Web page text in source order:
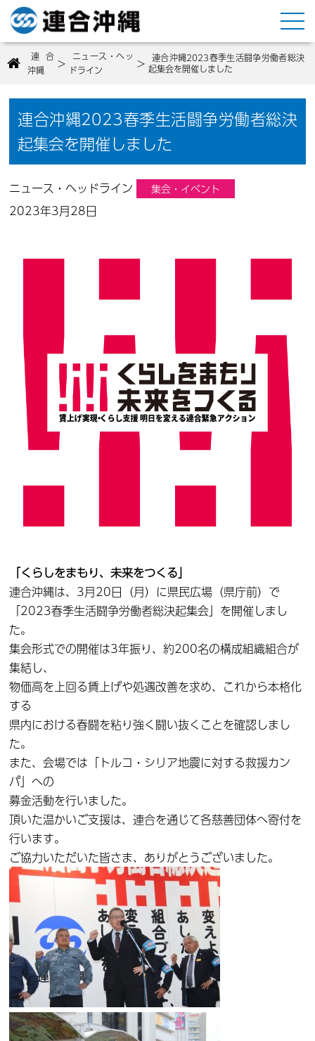
連合
沖縄
>
ニュース・ヘッ
ドライン
> 連合沖縄2023春季生活闘争労働者総決
起集会を開催しました
連合沖縄2023春季生活闘争労働者総決
起集会を開催しました
ニュース・ヘッドライン 集会・イベント
2023年3月28日
「くらしをまもり、未来をつくる」
連合沖縄は、3月20日（月）に県民広場（県庁前）で
「2023春季生活闘争労働者総決起集会」を開催しまし
た。
集会形式での開催は3年振り、約200名の構成組織組合が
集結し、
物価高を上回る賃上げや処遇改善を求め、これから本格化
する
県内における春闘を粘り強く闘い抜くことを確認しまし
た。
また、会場では「トルコ・シリア地震に対する救援カン
パ」への
募金活動を行いました。
頂いた温かいご支援は、連合を通じて各慈善団体へ寄付を
行います。
ご協力いただいた皆さま、ありがとうございました。